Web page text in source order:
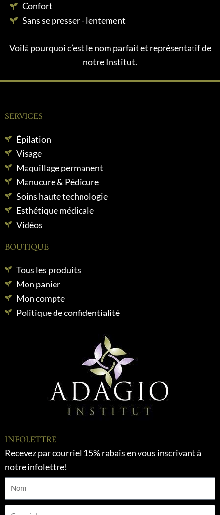
Confort
Sans se presser - lentement
Voilà pourquoi c’est le nom parfait et représentatif de
notre Institut.
SERVICES
Épilation
Visage
Maquillage permanent
Manucure & Pédicure
Soins haute technologie
Esthétique médicale
Vidéos
BOUTIQUE
Tous les produits
Mon panier
Mon compte
Politique de confidentialité
INFOLETTRE
Recevez par courriel 15% rabais en vous inscrivant à
notre infolettre!
Nom
Courriel